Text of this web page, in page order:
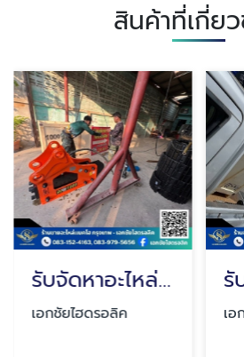
สินค้าที่เกี่ย
รับจัดหาอะไหล่รถแบคโฮทุกชนิด
เอกชัยไฮดรอลิค เอ